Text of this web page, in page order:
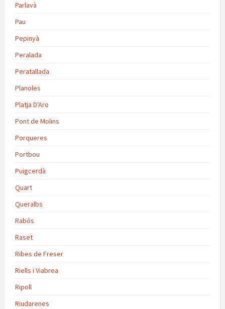
Parlavà
Pau
Pepinyà
Peralada
Peratallada
Planoles
Platja D'Aro
Pont de Molins
Porqueres
Portbou
Puigcerdà
Quart
Queralbs
Rabós
Raset
Ribes de Freser
Riells i Viabrea
Ripoll
Riudarenes